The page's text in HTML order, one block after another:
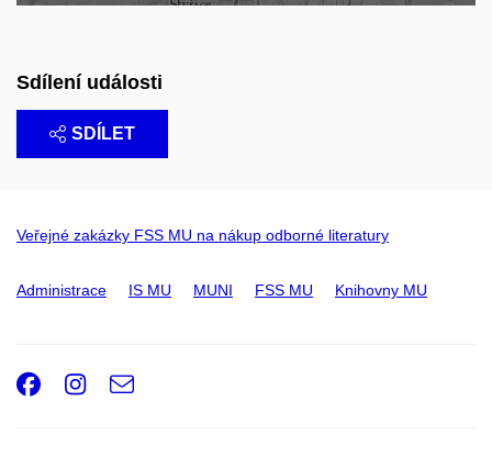
Sdílení události
SDÍLET
Veřejné zakázky FSS MU na nákup odborné literatury
Administrace IS MU MUNI FSS MU Knihovny MU
Facebook
Instagram
e-